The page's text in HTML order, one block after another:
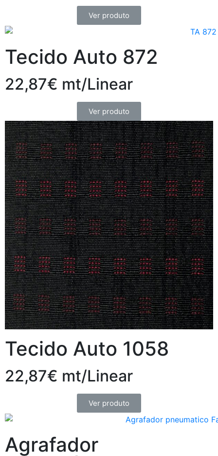
Ver produto
Tecido Auto 872
22,87€ mt/Linear
Ver produto
Tecido Auto 1058
22,87€ mt/Linear
Ver produto
Agrafador